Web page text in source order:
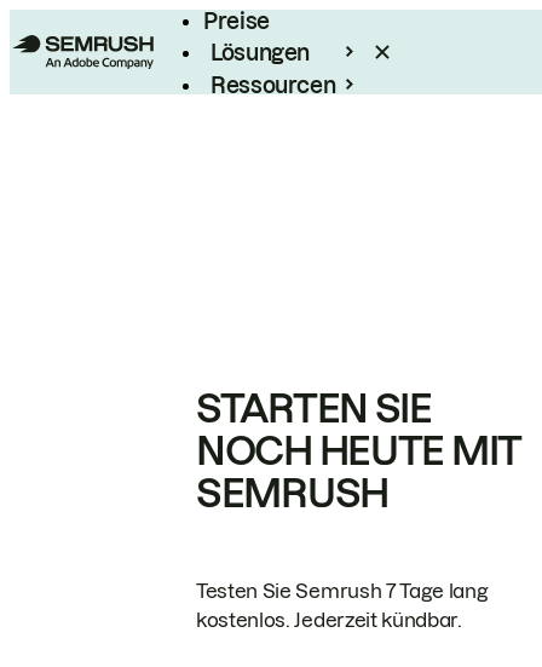
Preise
Lösungen
Ressourcen
STARTEN SIE
NOCH HEUTE MIT
SEMRUSH
Testen Sie Semrush 7 Tage lang
kostenlos. Jederzeit kündbar.